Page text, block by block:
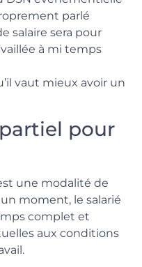
parlé
salaire sera pour
à mi temps
vaut mieux avoir un
pour
une modalité de
moment, le salarié
complet et
aux conditions